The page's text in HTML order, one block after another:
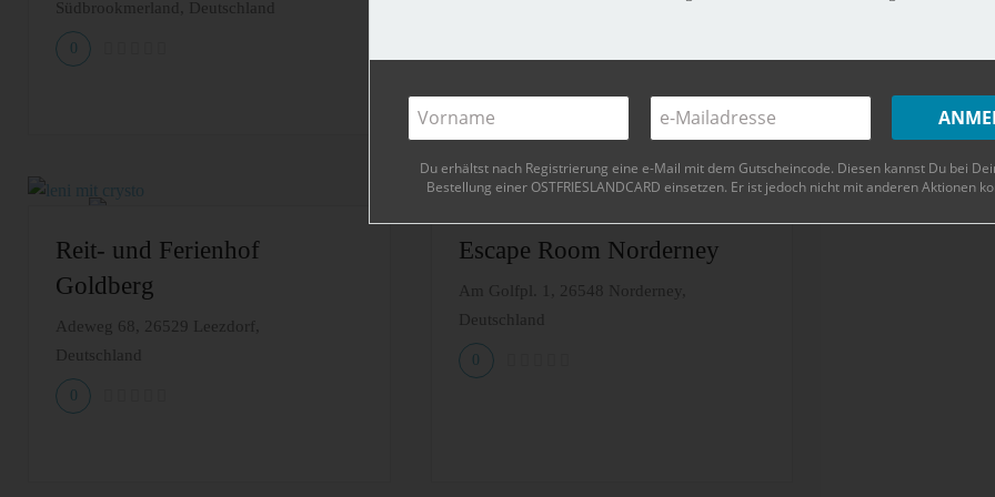
Südbrookmerland, Deutschland
0
Reit- und Ferienhof
Goldberg
Adeweg 68, 26529 Leezdorf,
Deutschland
0
Escape Room Norderney
Am Golfpl. 1, 26548 Norderney,
Deutschland
0
Du erhältst nach Registrierung eine e-Mail mit dem Gutscheincode. Diesen kannst Du bei
Bestellung einer OSTFRIESLANDCARD einsetzen. Er ist jedoch nicht mit anderen Aktionen